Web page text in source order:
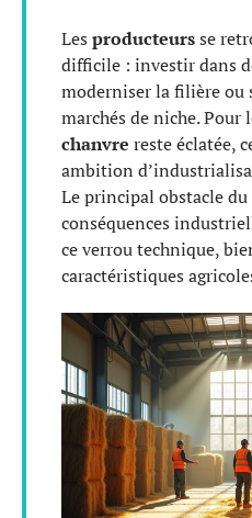
Les producteursse
difficile : investir dans
moderniser la filière ou
marchés de niche. Pour
chanvre reste éclatée,
ambition
Le principal obstacle du
conséquences
ce verrou technique,
caractéristiques